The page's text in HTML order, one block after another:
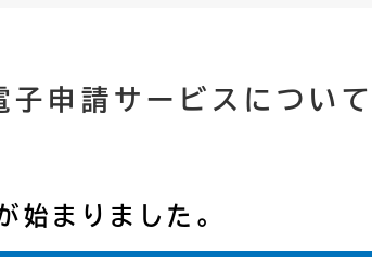
子申請サービスについて
始まりました。